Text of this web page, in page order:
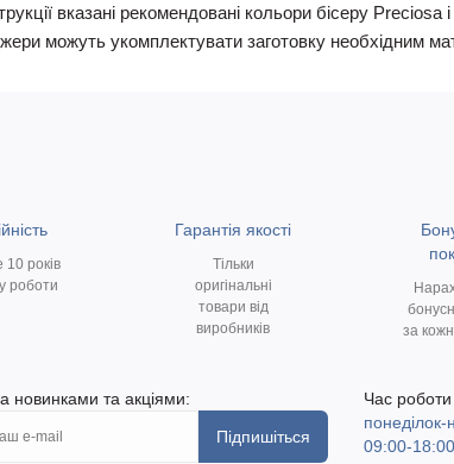
вказані рекомендовані кольори бісеру
можуть укомплектувати заготовку необхідним
10 років
роботи
Гарантія якості
Тільки
оригінальні
товари від
виробників
за
новинками та акціями:
Підпишіться
Час роботи
понеділок-
09:00-18:00